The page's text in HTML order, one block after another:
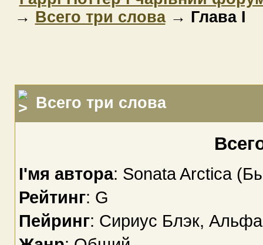
→ Всего три слова→ Глава I
Всего три слова
І'мя автора: Sonata Arctica
Рейтинг: G
Пейринг: Сириус Блэк,